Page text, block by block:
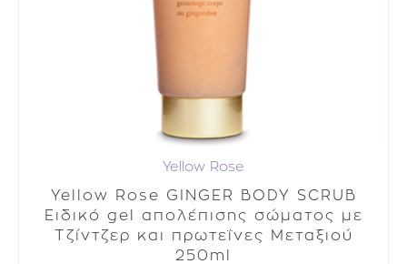
Yellow Rose
Yellow Rose GINGER BODY SCRUB
Ειδικό gel απολέπισης σώματος με
Τζίντζερ και πρωτεΐνες Μεταξιού
250ml